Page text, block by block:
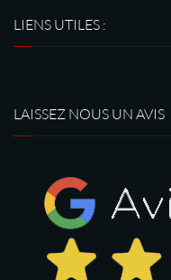
LIENS UTILES :
LAISSEZ NOUS UN AVIS